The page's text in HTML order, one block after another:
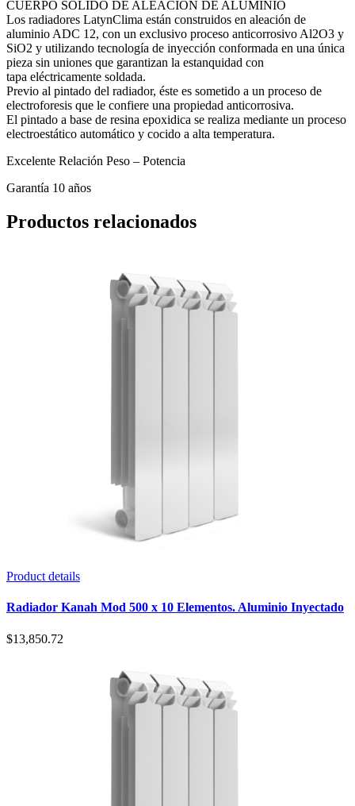
CUERPO SÓLIDO DE ALEACIÓN DE ALUMINIO
Los radiadores LatynClima están construidos en aleación de
aluminio ADC 12, con un exclusivo proceso anticorrosivo Al2O3 y
SiO2 y utilizando tecnología de inyección conformada en una única
pieza sin uniones que garantizan la estanquidad con
tapa eléctricamente soldada.
Previo al pintado del radiador, éste es sometido a un proceso de
electroforesis que le confiere una propiedad anticorrosiva.
El pintado a base de resina epoxidica se realiza mediante un proceso
electroestático automático y cocido a alta temperatura.
Excelente Relación Peso – Potencia
Garantía 10 años
Productos relacionados
Product details
Radiador Kanah Mod 500 x 10 Elementos. Aluminio Inyectado
$13,850.72